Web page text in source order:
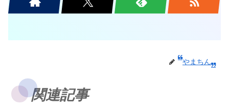
やまちん
関連記事